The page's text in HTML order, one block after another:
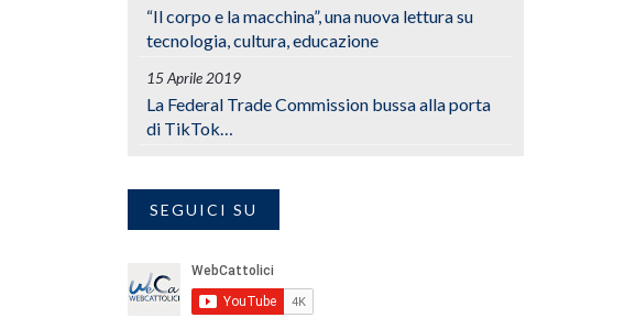
“Il corpo e la macchina”, una nuova lettura su
tecnologia, cultura, educazione
15 Aprile 2019
La Federal Trade Commission bussa alla porta
di TikTok…
SEGUICI SU